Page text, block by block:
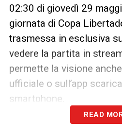
02:30 di giovedì 29
giornata di Copa
trasmessa in esclusiva
vedere la partita in
permette la visione
ufficiale o sull’app
smartphone.
READ